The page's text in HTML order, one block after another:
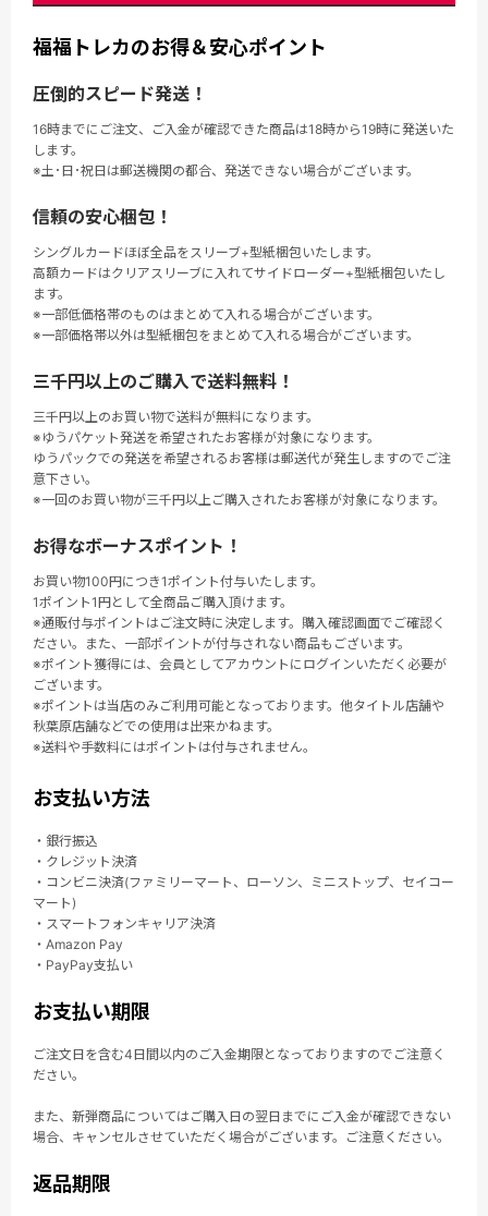
福福トレカのお得＆安心ポイント
圧倒的スピード発送！
16時までにご注文、ご入金が確認できた商品は18時から19時に発送いた
します。
※土･日･祝日は郵送機関の都合、発送できない場合がございます。
信頼の安心梱包！
シングルカードほぼ全品をスリーブ+型紙梱包いたします。
高額カードはクリアスリーブに入れてサイドローダー+型紙梱包いたし
ます。
※一部低価格帯のものはまとめて入れる場合がございます。
※一部価格帯以外は型紙梱包をまとめて入れる場合がございます。
三千円以上のご購入で送料無料！
三千円以上のお買い物で送料が無料になります。
※ゆうパケット発送を希望されたお客様が対象になります。
ゆうパックでの発送を希望されるお客様は郵送代が発生しますのでご注
意下さい。
※一回のお買い物が三千円以上ご購入されたお客様が対象になります。
お得なボーナスポイント！
お買い物100円につき1ポイント付与いたします。
1ポイント1円として全商品ご購入頂けます。
※通販付与ポイントはご注文時に決定します。購入確認画面でご確認く
ださい。また、一部ポイントが付与されない商品もございます。
※ポイント獲得には、会員としてアカウントにログインいただく必要が
ございます。
※ポイントは当店のみご利用可能となっております。他タイトル店舗や
秋葉原店舗などでの使用は出来かねます。
※送料や手数料にはポイントは付与されません。
お支払い方法
・銀行振込
・クレジット決済
・コンビニ決済(ファミリーマート、ローソン、ミニストップ、セイコー
マート)
・スマートフォンキャリア決済
・Amazon Pay
・PayPay支払い
お支払い期限
ご注文日を含む4日間以内のご入金期限となっておりますのでご注意く
ださい。
また、新弾商品についてはご購入日の翌日までにご入金が確認できない
場合、キャンセルさせていただく場合がございます。ご注意ください。
返品期限